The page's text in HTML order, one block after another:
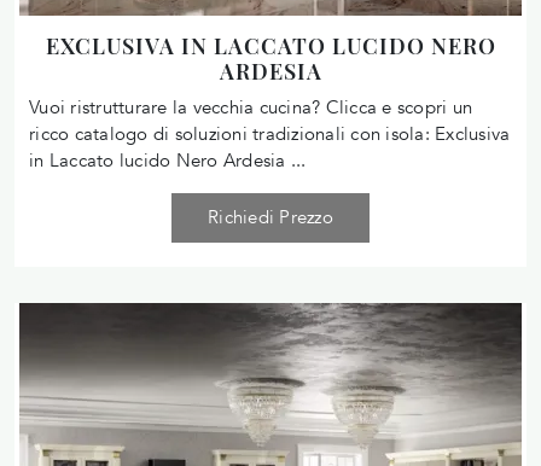
EXCLUSIVA IN LACCATO LUCIDO NERO
ARDESIA
Vuoi ristrutturare la vecchia cucina? Clicca e scopri un
ricco catalogo di soluzioni tradizionali con isola: Exclusiva
in Laccato lucido Nero Ardesia ...
Richiedi Prezzo